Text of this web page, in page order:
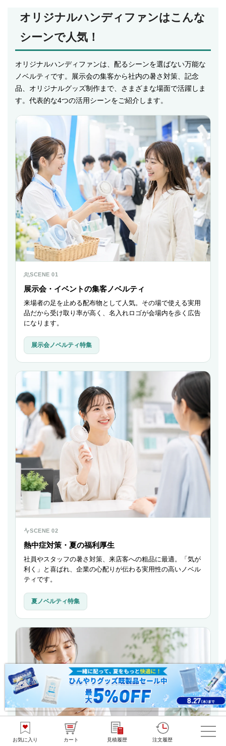
お気に入り カート 見積履歴 注文履歴
オリジナルハンディファンはこんな
シーンで人気！
オリジナルハンディファンは、配るシーンを選ばない万能な
ノベルティです。展示会の集客から社内の暑さ対策、記念
品、オリジナルグッズ制作まで、さまざまな場面で活躍しま
す。代表的な4つの活用シーンをご紹介します。
SCENE 01
展示会・イベントの集客ノベルティ
来場者の足を止める配布物として人気。その場で使える実用
品だから受け取り率が高く、名入れロゴが会場内を歩く広告
になります。
展示会ノベルティ特集
SCENE 02
熱中症対策・夏の福利厚生
社員やスタッフの暑さ対策、来店客への粗品に最適。「気が
利く」と喜ばれ、企業の心配りが伝わる実用性の高いノベル
ティです。
夏ノベルティ特集